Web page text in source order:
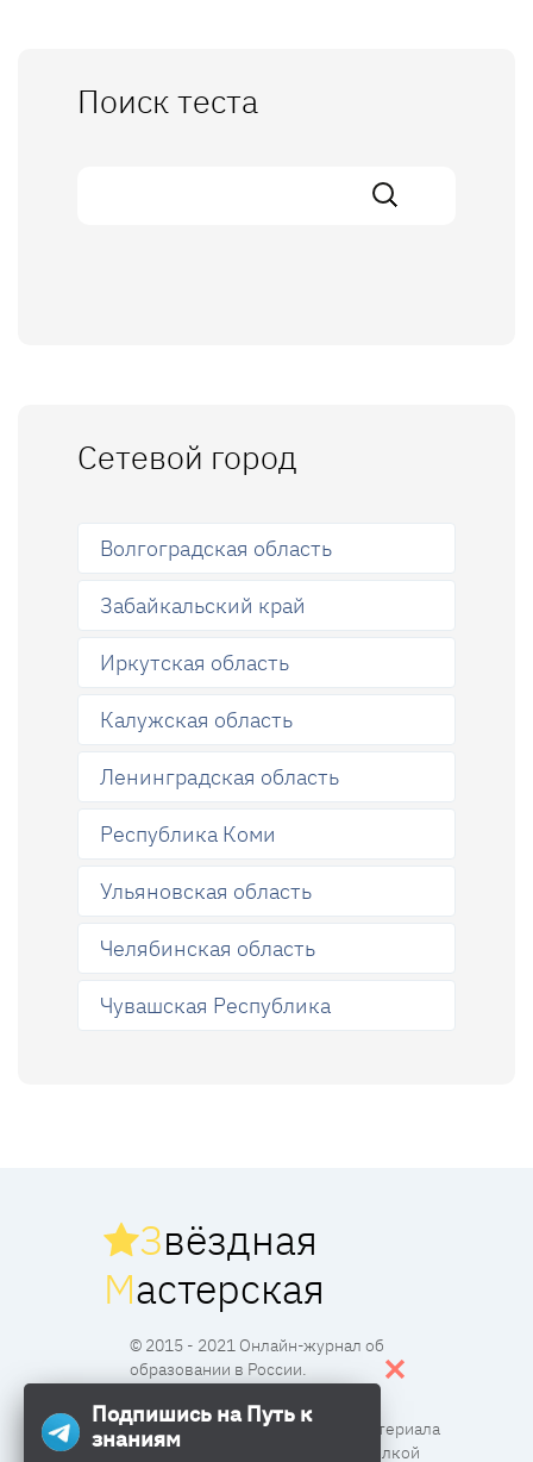
Поиск теста
Сетевой город
Волгоградская область
Забайкальский край
Иркутская область
Калужская область
Ленинградская область
Республика Коми
Ульяновская область
Челябинская область
Чувашская Республика
Звёздная
Мастерская
© 2015 - 2021 Онлайн-журнал об
образовании в России.
Все права защищены. Перпечатка материала
разрешена с согласия редакции и ссылкой
Подпишись на Путь к
знаниям